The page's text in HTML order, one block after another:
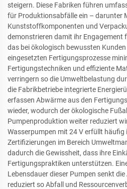
steigern. Diese Fabriken führen
für Produktionsabfälle ein – darunter
Kunststoffkomponenten und
demonstrieren damit ihr Engagement
das bei ökologisch bewussten
eingesetzten Fertigungsprozesse
Fertigungstechniken und effiziente
verringern so die Umweltbelastung
die Fabrikbetriebe integrierte
erfassen Abwärme aus den
wieder, wodurch der ökologische
Pumpenproduktion weiter reduziert
Wasserpumpen mit 24 V erfüllt
Zertifizierungen im Bereich
dadurch die Gewissheit, dass ihre
Fertigungspraktiken unterstützen.
Lebensdauer dieser Pumpen senkt
reduziert so Abfall und